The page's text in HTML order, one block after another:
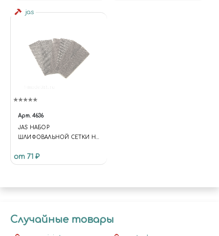
jas
Арт. 4636
JAS НАБОР
ШЛИФОВАЛЬНОЙ СЕТКИ НА
ММ 6 ШТ.
от 71 ₽
Случайные товары